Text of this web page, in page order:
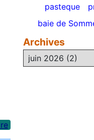
pasteque
baie de
Archives